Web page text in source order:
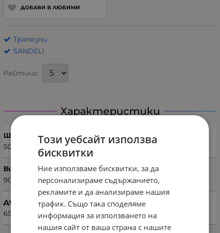
ДОБАВИ В ЛЮБИМИ
Трапезни
SANDELI
Рейтинг:
Характеристики
Ширина (см)
50
Височина (см)
90
Дълбочина (см)
65
Този уебсайт използва
бисквитки
Ние използваме бисквитки, за да
персонализираме съдържанието,
рекламите и да анализираме нашия
трафик. Също така споделяме
информация за използването на
нашия сайт от ваша страна с нашите